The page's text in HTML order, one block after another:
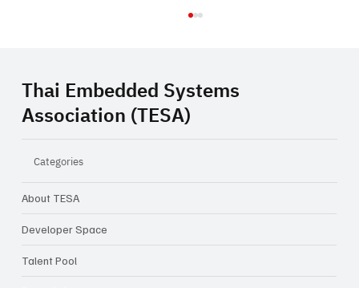
Closing Inspiration Talk: ความท้าทายใน
การทำ Startup ในเมืองไทย จากไอเดีย...สู่
ธุรกิจจริง
Thai Embedded Systems
Association (TESA)
Categories
About TESA
Developer Space
Talent Pool